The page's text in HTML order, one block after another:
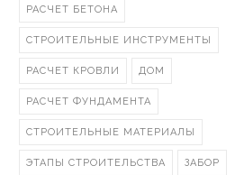
РАСЧЕТ БЕТОНА
СТРОИТЕЛЬНЫЕ ИНСТРУМЕНТЫ
РАСЧЕТ КРОВЛИ ДОМ
РАСЧЕТ ФУНДАМЕНТА
СТРОИТЕЛЬНЫЕ МАТЕРИАЛЫ
ЭТАПЫ СТРОИТЕЛЬСТВА ЗАБОР